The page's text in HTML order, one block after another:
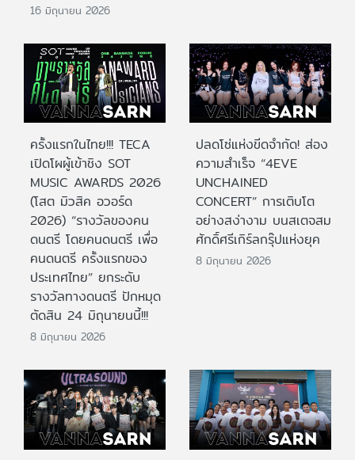
16 มิถุนายน 2026
ครั้งแรกในไทย!!! TECA
เปิดโผผู้เข้าชิง SOT
MUSIC AWARDS 2026
(โสต มิวสิค อวอร์ด
2026) “รางวัลของคน
ดนตรี โดยคนดนตรี เพื่อ
คนดนตรี ครั้งแรกของ
ประเทศไทย” ยกระดับ
รางวัลทางดนตรี ปักหมุด
ตัดสิน 24 มิถุนายนนี้!!!
8 มิถุนายน 2026
ปลดโซ่แห่งขีดจำกัด! ส่อง
ความสำเร็จ “4EVE
UNCHAINED
CONCERT” การเติบโต
อย่างสง่างาม บนสเตจสม
ศักดิ์ศรีเกิร์ลกรุ๊ปแห่งยุค
8 มิถุนายน 2026